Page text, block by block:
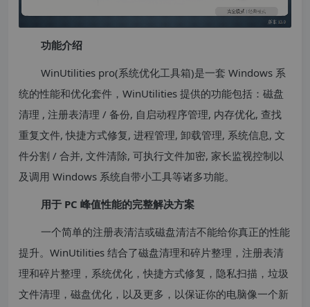
功能介绍
WinUtilities pro(系统优化工具箱)是一套 Windows 系
统的性能和优化套件，WinUtilities 提供的功能包括：磁盘
清理 , 注册表清理 / 备份, 自启动程序管理, 内存优化, 查找
重复文件, 快捷方式修复, 进程管理, 卸载管理, 系统信息, 文
件分割 / 合并, 文件清除, 可执行文件加密, 家长监视控制以
及调用 Windows 系统自带小工具等诸多功能。
用于 PC 峰值性能的完整解决方案
一个简单的注册表清洁或磁盘清洁不能给你真正的性能
提升。WinUtilities 结合了磁盘清理和碎片整理，注册表清
理和碎片整理，系统优化，快捷方式修复，隐私扫描，垃圾
文件清理，磁盘优化，以及更多，以保证你的电脑像一个新